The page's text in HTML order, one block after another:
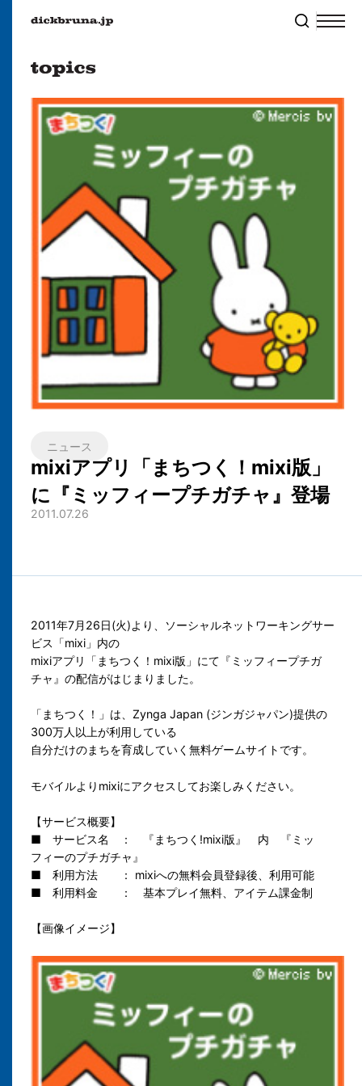
ニュース
mixiアプリ「まちつく！mixi版」
に『ミッフィープチガチャ』登場
2011.07.26
2011年7月26日(火)より、ソーシャルネットワーキングサー
ビス「mixi」内の
mixiアプリ「まちつく！mixi版」にて『ミッフィープチガ
チャ』の配信がはじまりました。
「まちつく！」は、Zynga Japan (ジンガジャパン)提供の
300万人以上が利用している
自分だけのまちを育成していく無料ゲームサイトです。
モバイルよりmixiにアクセスしてお楽しみください。
【サービス概要】
■ サービス名 ： 『まちつく!mixi版』 内 『ミッ
フィーのプチガチャ』
■ 利用方法 ： mixiへの無料会員登録後、利用可能
■ 利用料金 ： 基本プレイ無料、アイテム課金制
【画像イメージ】